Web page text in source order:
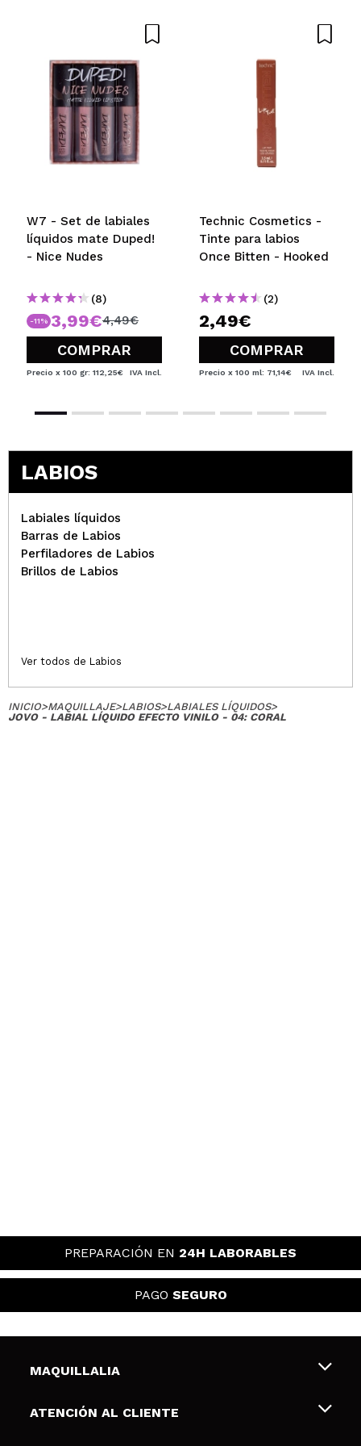
W7 - Set de labiales
líquidos mate Duped!
- Nice Nudes
(8)
-11% 3,99€4,49€
COMPRAR
Precio x 100 gr: 112,25€ IVA Incl.
Technic Cosmetics -
Tinte para labios
Once Bitten - Hooked
(2)
2,49€
COMPRAR
Precio x 100 ml: 71,14€ IVA Incl.
LABIOS
Labiales líquidos
Barras de Labios
Perfiladores de Labios
Brillos de Labios
Ver todos de Labios
INICIO>MAQUILLAJE>LABIOS>LABIALES LÍQUIDOS>
JOVO - LABIAL LÍQUIDO EFECTO VINILO - 04: CORAL
PREPARACIÓN EN 24H LABORABLES
PAGO SEGURO
MAQUILLALIA
Sobre nosotros
ATENCIÓN AL CLIENTE